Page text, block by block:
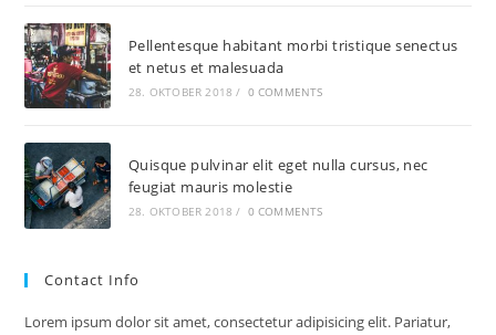
Pellentesque habitant morbi tristique senectus
et netus et malesuada
28. OKTOBER 2018 / 0 COMMENTS
Quisque pulvinar elit eget nulla cursus, nec
feugiat mauris molestie
28. OKTOBER 2018 / 0 COMMENTS
Contact Info
Lorem ipsum dolor sit amet, consectetur adipisicing elit. Pariatur,